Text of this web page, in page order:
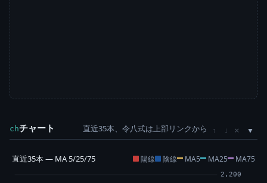
chチャート 直近35本、令八式は上部リンクから ↑ ↓ ×
直近35本 — MA 5/25/75 陽線 陰線 MA5 MA25 MA75
2,200